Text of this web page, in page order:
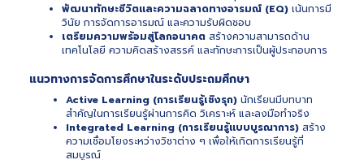
พัฒนาทักษะชีวิตและความฉลาดทางอารมณ์ (EQ) เน้นการมี
วินัย การจัดการอารมณ์ และความรับผิดชอบ
เตรียมความพร้อมสู่โลกอนาคต สร้างความสามารถด้าน
เทคโนโลยี ความคิดสร้างสรรค์ และทักษะการเป็นผู้ประกอบการ
แนวทางการจัดการศึกษาในระดับประถมศึกษา
Active Learning (การเรียนรู้เชิงรุก) นักเรียนมีบทบาท
สำคัญในการเรียนรู้ผ่านการคิด วิเคราะห์ และลงมือทำจริง
Integrated Learning (การเรียนรู้แบบบูรณาการ) สร้าง
ความเชื่อมโยงระหว่างวิชาต่าง ๆ เพื่อให้เกิดการเรียนรู้ที่
สมบูรณ์